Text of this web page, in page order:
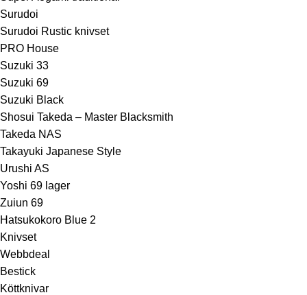
Surudoi
Surudoi Rustic knivset
PRO House
Suzuki 33
Suzuki 69
Suzuki Black
Shosui Takeda – Master Blacksmith
Takeda NAS
Takayuki Japanese Style
Urushi AS
Yoshi 69 lager
Zuiun 69
Hatsukokoro Blue 2
Knivset
Webbdeal
Bestick
Köttknivar